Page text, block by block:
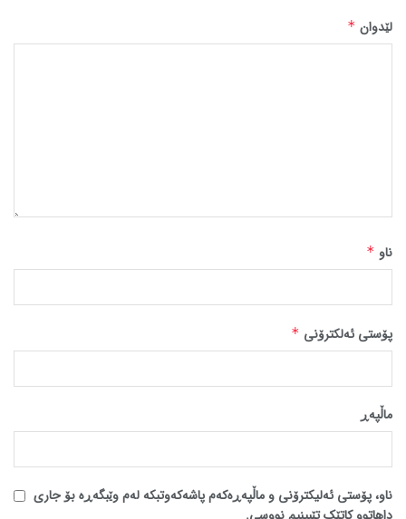
لێدوان *
ناو *
پۆستی ئەلکترۆنی *
ماڵپه‌ڕ
ناو، پۆستی ئەلیکترۆنی و ماڵپەڕەکەم پاشەکەوتبکە لەم وێبگەڕە بۆ جاری